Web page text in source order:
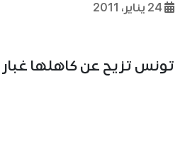
تونس تزيح عن كاهلها غبار